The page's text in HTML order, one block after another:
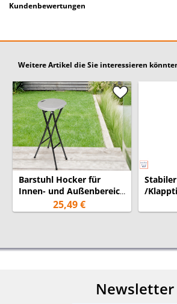
Kundenbewertungen
Weitere Artikel die Sie interessieren
Barstuhl Hocker für
Innen- und Außenbereich
wasserfester
Stahlrahmen Höhe: 80cm
25,49 €
/
weiß
Newsletter